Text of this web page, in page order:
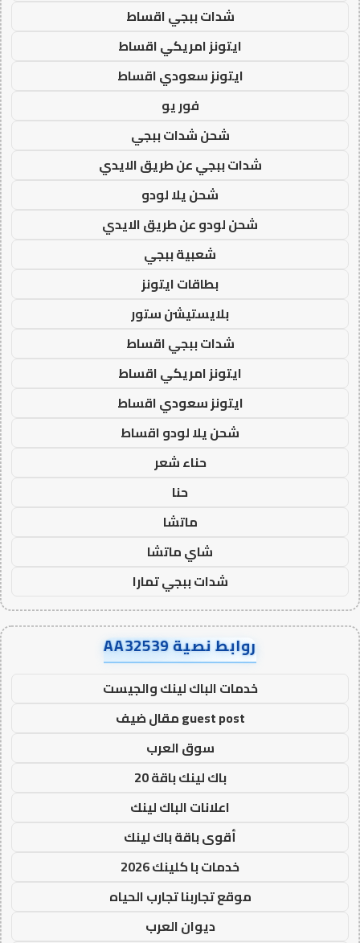
شدات ببجي اقساط
ايتونز امريكي اقساط
ايتونز سعودي اقساط
فور يو
شحن شدات ببجي
شدات ببجي عن طريق الايدي
شحن يلا لودو
شحن لودو عن طريق الايدي
شعبية ببجي
بطاقات ايتونز
بلايستيشن ستور
شدات ببجي اقساط
ايتونز امريكي اقساط
ايتونز سعودي اقساط
شحن يلا لودو اقساط
حناء شعر
حنا
ماتشا
شاي ماتشا
شدات ببجي تمارا
روابط نصية AA32539
خدمات الباك لينك والجيست
guest post مقال ضيف
سوق العرب
باك لينك باقة 20
اعلانات الباك لينك
أقوى باقة باك لينك
خدمات با كلينك 2026
موقع تجاربنا تجارب الحياه
ديوان العرب